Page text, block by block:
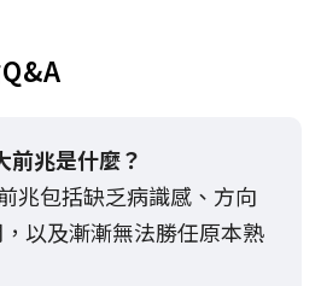
前兆是什麼？
兆包括缺乏病識感、方向
以及漸漸無法勝任原本熟